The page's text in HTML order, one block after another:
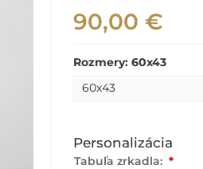
90,00 €
Rozmery: 60x43
Personalizácia
Tabuľa zrkadla: *